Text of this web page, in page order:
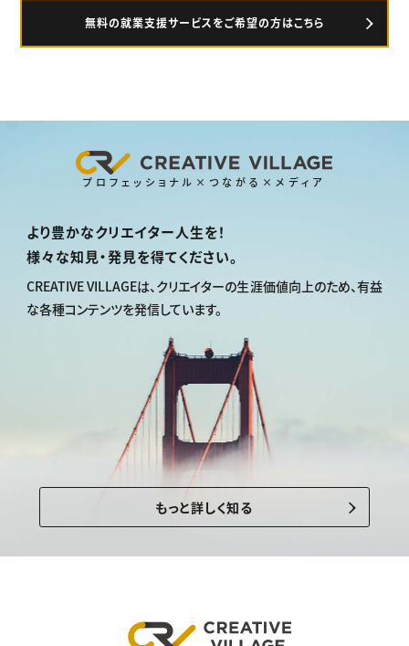
無料の就業支援サービスをご希望の方はこちら
プロフェッショナル×つながる×メディア
より豊かなクリエイター人生を！
様々な知見・発見を得てください。
CREATIVE VILLAGEは、クリエイターの生涯価値向上のため、有益
な各種コンテンツを発信しています。
もっと詳しく知る